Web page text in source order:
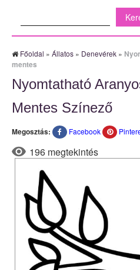
Főoldal » Állatos » Denevérek »
mentes
Nyomtatható
Mentes Színező
Megosztás: Facebook
196 megtekintés